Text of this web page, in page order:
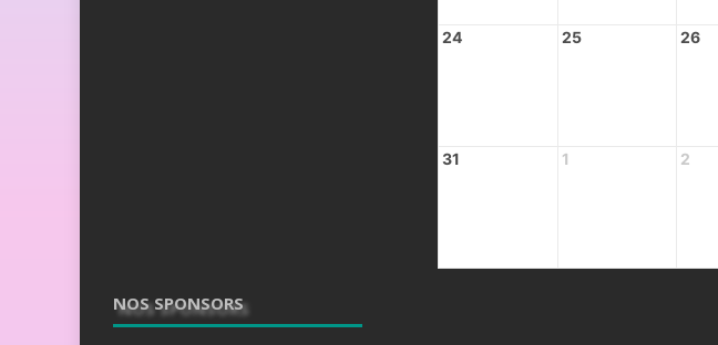
24 25 26
31 1 2
NOS SPONSORS